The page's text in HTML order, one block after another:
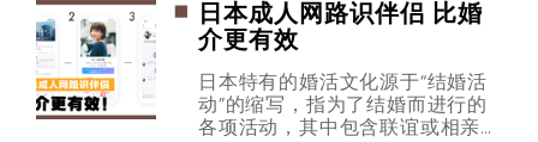
殿堂！
日本成人网路识伴侣 比婚
介更有效
日本特有的婚活文化源于“结婚活
动”的缩写，指为了结婚而进行的
各项活动，其中包含联谊或相亲